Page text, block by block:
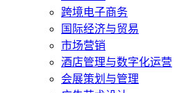
跨境电子商务
国际经济与贸易
市场营销
酒店管理与数字化运营
会展策划与管理